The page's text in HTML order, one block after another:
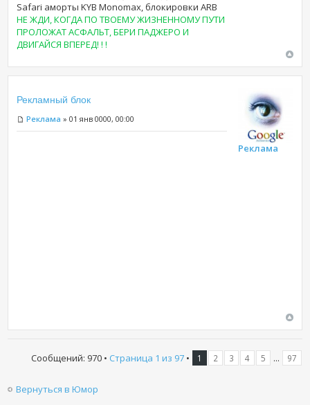
Safari аморты KYB Monomax, блокировки ARB
НЕ ЖДИ, КОГДА ПО ТВОЕМУ ЖИЗНЕННОМУ ПУТИ
ПРОЛОЖАТ АСФАЛЬТ, БЕРИ ПАДЖЕРО И
ДВИГАЙСЯ ВПЕРЕД! ! !
Рекламный блок
Реклама » 01 янв 0000, 00:00
Реклама
Сообщений: 970 • Страница 1 из 97• 1 2 3 4 5 ... 97
Вернуться в Юмор